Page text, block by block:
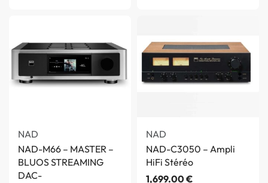
NAD
NAD-M66 – MASTER –
BLUOS STREAMING
DAC-
NAD
NAD-C3050 – Ampli
HiFi Stéréo
1,699.00€